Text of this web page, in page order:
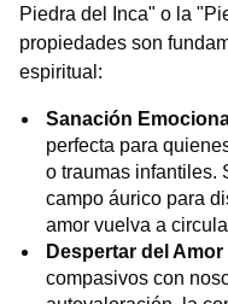
Piedra del Inca" o la
propiedades son
espiritual:
Sanación
perfecta para
o traumas infantiles.
campo áurico para
amor vuelva a
Despertar del
compasivos con